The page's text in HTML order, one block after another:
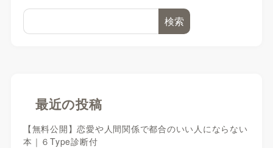
検索
最近の投稿
【無料公開】恋愛や人間関係で都合のいい人にならない
本｜６Type診断付